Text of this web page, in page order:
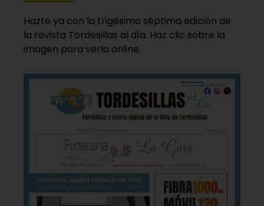
Hazte ya con la trigésimo séptima edición de
la revista Tordesillas al día. Haz clic sobre la
imagen para verla online.